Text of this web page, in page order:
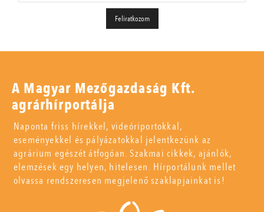
A Magyar Mezőgazdaság Kft.
agrárhírportálja
Naponta friss hírekkel, videóriportokkal,
eseményekkel és pályázatokkal jelentkezünk az
agrárium egészét átfogóan. Szakmai cikkek, ajánlók,
elemzések egy helyen, hitelesen. Hírportálunk mellet
olvassa rendszeresen megjelenő szaklapjainkat is!